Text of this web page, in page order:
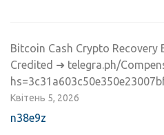
Bitcoin Cash Crypto Recovery
Credited ➜ telegra.ph/
Квітень 5, 2026
n38e9z